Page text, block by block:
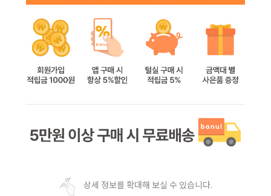
상세 정보를 확대해 보실 수 있습니다.